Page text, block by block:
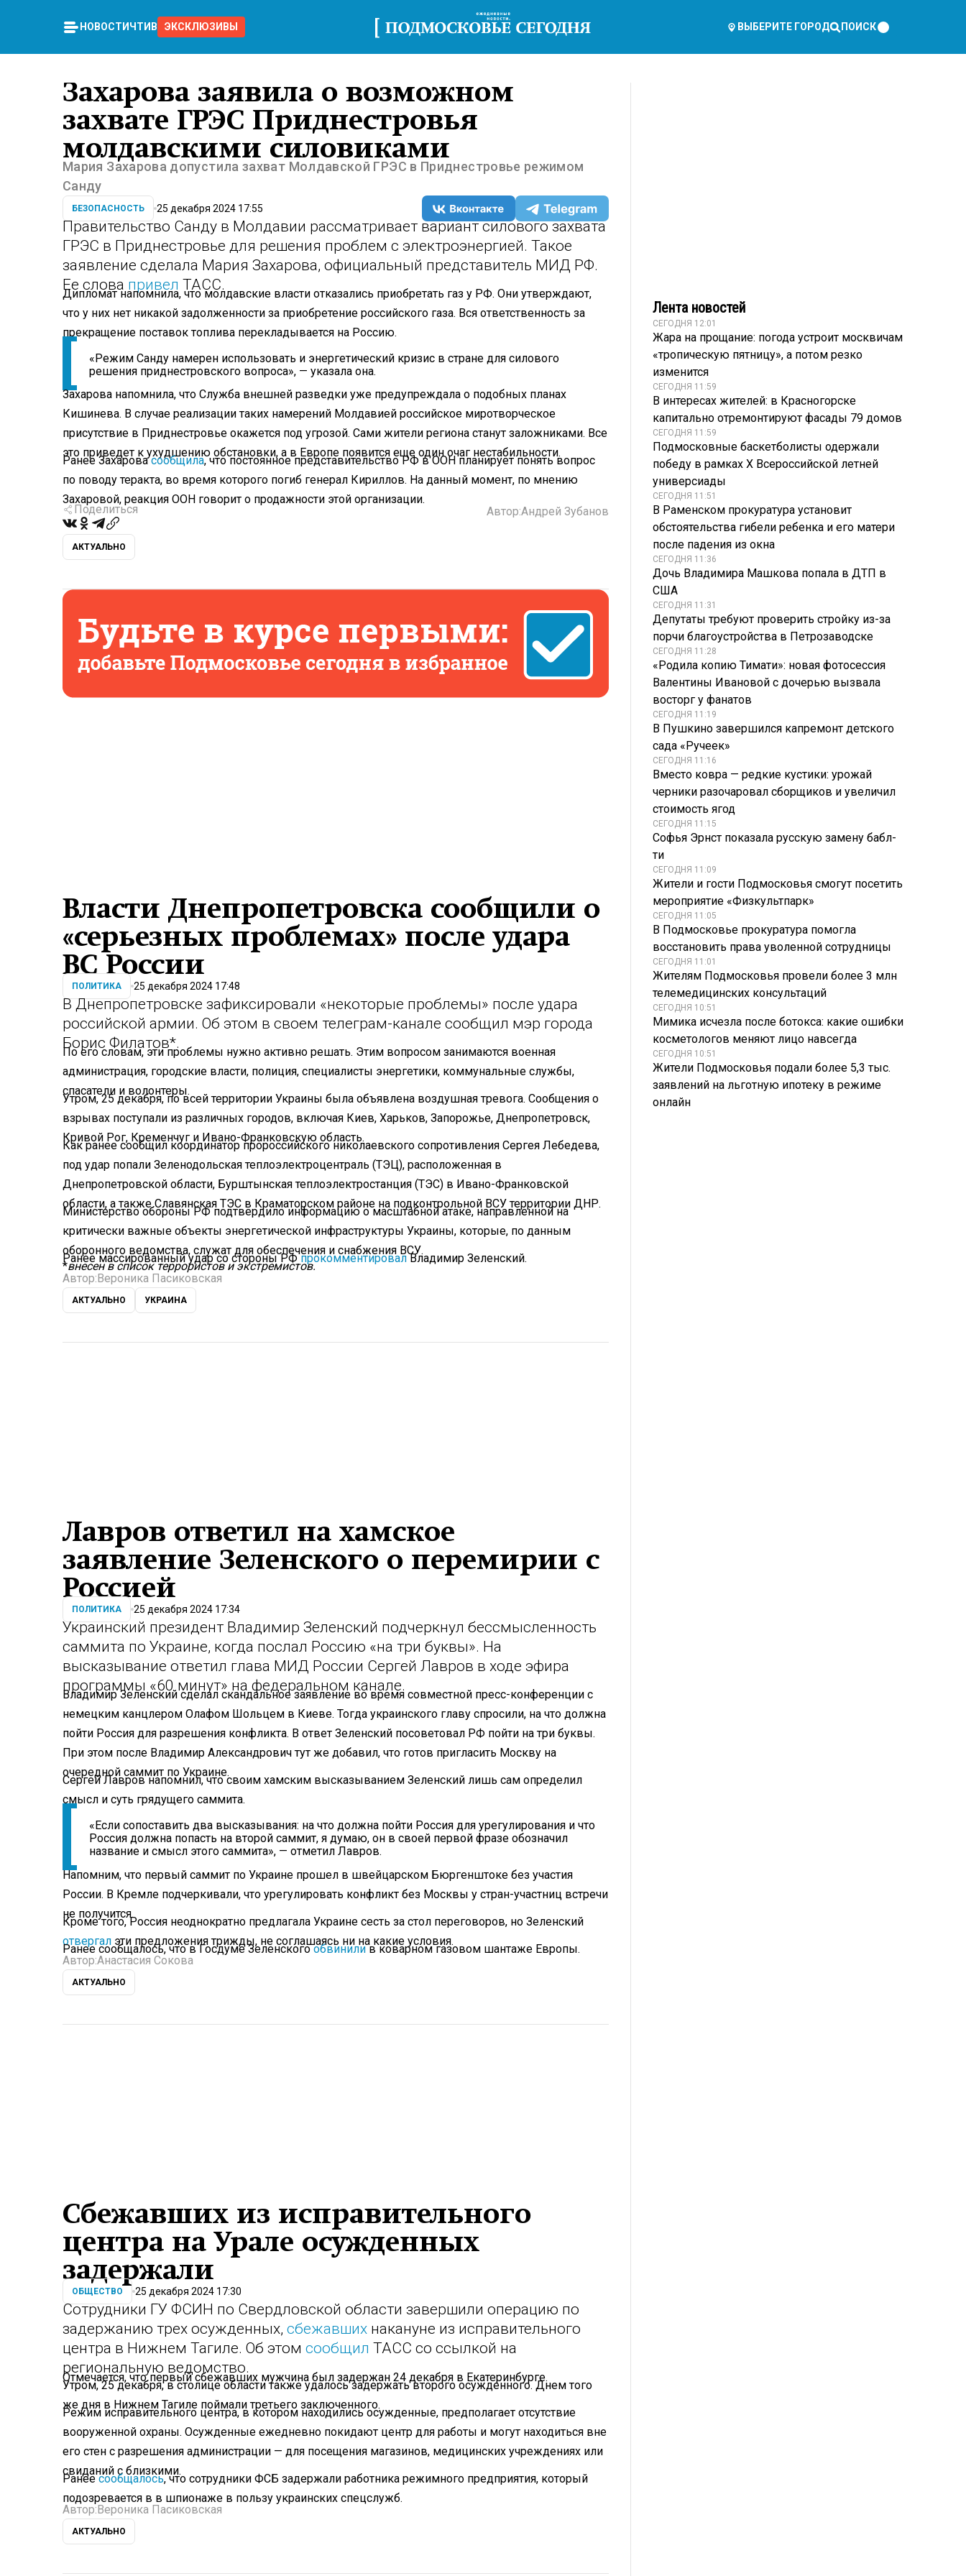
НОВОСТИ ЧТИВО ЭКСКЛЮЗИВЫ ВЫБЕРИТЕ ГОРОД ПОИСК
Захарова заявила о возможном
захвате ГРЭС Приднестровья
молдавскими силовиками
Мария Захарова допустила захват Молдавской ГРЭС в Приднестровье режимом
Санду
БЕЗОПАСНОСТЬ 25 декабря 2024 17:55
Правительство Санду в Молдавии рассматривает вариант силового захвата
ГРЭС в Приднестровье для решения проблем с электроэнергией. Такое
заявление сделала Мария Захарова, официальный представитель МИД РФ.
Ее слова привел ТАСС.
Дипломат напомнила, что молдавские власти отказались приобретать газ у РФ. Они утверждают,
что у них нет никакой задолженности за приобретение российского газа. Вся ответственность за
прекращение поставок топлива перекладывается на Россию.
«Режим Санду намерен использовать и энергетический кризис в стране для силового
решения приднестровского вопроса», — указала она.
Захарова напомнила, что Служба внешней разведки уже предупреждала о подобных планах
Кишинева. В случае реализации таких намерений Молдавией российское миротворческое
присутствие в Приднестровье окажется под угрозой. Сами жители региона станут заложниками. Все
это приведет к ухудшению обстановки, а в Европе появится еще один очаг нестабильности.
Ранее Захаровасообщила, что постоянное представительство РФ в ООН планирует понять вопрос
по поводу теракта, во время которого погиб генерал Кириллов. На данный момент, по мнению
Захаровой, реакция ООН говорит о продажности этой организации.
Поделиться Автор:Андрей Зубанов
АКТУАЛЬНО
Власти Днепропетровска сообщили о
«серьезных проблемах» после удара
ВС России
ПОЛИТИКА 25 декабря 2024 17:48
В Днепропетровске зафиксировали «некоторые проблемы» после удара
российской армии. Об этом в своем телеграм-канале сообщил мэр города
Борис Филатов*.
По его словам, эти проблемы нужно активно решать. Этим вопросом занимаются военная
администрация, городские власти, полиция, специалисты энергетики, коммунальные службы,
спасатели и волонтеры.
Утром, 25 декабря, по всей территории Украины была объявлена воздушная тревога. Сообщения о
взрывах поступали из различных городов, включая Киев, Харьков, Запорожье, Днепропетровск,
Кривой Рог, Кременчуг и Ивано-Франковскую область.
Как ранее сообщил координатор пророссийского николаевского сопротивления Сергея Лебедева,
под удар попали Зеленодольская теплоэлектроцентраль (ТЭЦ), расположенная в
Днепропетровской области, Бурштынская теплоэлектростанция (ТЭС) в Ивано-Франковской
области, а также Славянская ТЭС в Краматорском районе на подконтрольной ВСУ территории ДНР.
Министерство обороны РФ подтвердило информацию о масштабной атаке, направленной на
критически важные объекты энергетической инфраструктуры Украины, которые, по данным
оборонного ведомства, служат для обеспечения и снабжения ВСУ.
Ранее массированный удар со стороны РФпрокомментировалВладимир Зеленский.
*внесен в список террористов и экстремистов.
Автор: Вероника Пасиковская
АКТУАЛЬНО УКРАИНА
Лавров ответил на хамское
заявление Зеленского о перемирии с
Россией
ПОЛИТИКА 25 декабря 2024 17:34
Украинский президент Владимир Зеленский подчеркнул бессмысленность
саммита по Украине, когда послал Россию «на три буквы». На
высказывание ответил глава МИД России Сергей Лавров в ходе эфира
программы «60 минут» на федеральном канале.
Владимир Зеленский сделал скандальное заявление во время совместной пресс-конференции с
немецким канцлером Олафом Шольцем в Киеве. Тогда украинского главу спросили, на что должна
пойти Россия для разрешения конфликта. В ответ Зеленский посоветовал РФ пойти на три буквы.
При этом после Владимир Александрович тут же добавил, что готов пригласить Москву на
очередной саммит по Украине.
Сергей Лавров напомнил, что своим хамским высказыванием Зеленский лишь сам определил
смысл и суть грядущего саммита.
«Если сопоставить два высказывания: на что должна пойти Россия для урегулирования и что
Россия должна попасть на второй саммит, я думаю, он в своей первой фразе обозначил
название и смысл этого саммита», — отметил Лавров.
Напомним, что первый саммит по Украине прошел в швейцарском Бюргенштоке без участия
России. В Кремле подчеркивали, что урегулировать конфликт без Москвы у стран-участниц встречи
не получится.
Кроме того, Россия неоднократно предлагала Украине сесть за стол переговоров, но Зеленский
отвергал эти предложения трижды, не соглашаясь ни на какие условия.
Ранее сообщалось, что в Госдуме Зеленскогообвинилив коварном газовом шантаже Европы.
Автор:Анастасия Сокова
АКТУАЛЬНО
Сбежавших из исправительного
центра на Урале осужденных
задержали
ОБЩЕСТВО 25 декабря 2024 17:30
Сотрудники ГУ ФСИН по Свердловской области завершили операцию по
задержанию трех осужденных, сбежавших накануне из исправительного
центра в Нижнем Тагиле. Об этом сообщил ТАСС со ссылкой на
региональную ведомство.
Отмечается, что первый сбежавших мужчина был задержан 24 декабря в Екатеринбурге.
Утром, 25 декабря, в столице области также удалось задержать второго осужденного. Днем того
же дня в Нижнем Тагиле поймали третьего заключенного.
Режим исправительного центра, в котором находились осужденные, предполагает отсутствие
вооруженной охраны. Осужденные ежедневно покидают центр для работы и могут находиться вне
его стен с разрешения администрации — для посещения магазинов, медицинских учреждениях или
свиданий с близкими.
Ранеесообщалось, что сотрудники ФСБ задержали работника режимного предприятия, который
подозревается в в шпионаже в пользу украинских спецслужб.
Автор: Вероника Пасиковская
АКТУАЛЬНО
Лента новостей
СЕГОДНЯ 12:01
Жара на прощание: погода устроит москвичам
«тропическую пятницу», а потом резко
изменится
СЕГОДНЯ 11:59
В интересах жителей: в Красногорске
капитально отремонтируют фасады 79 домов
СЕГОДНЯ 11:59
Подмосковные баскетболисты одержали
победу в рамках X Всероссийской летней
универсиады
СЕГОДНЯ 11:51
В Раменском прокуратура установит
обстоятельства гибели ребенка и его матери
после падения из окна
СЕГОДНЯ 11:36
Дочь Владимира Машкова попала в ДТП в
США
СЕГОДНЯ 11:31
Депутаты требуют проверить стройку из-за
порчи благоустройства в Петрозаводске
СЕГОДНЯ 11:28
«Родила копию Тимати»: новая фотосессия
Валентины Ивановой с дочерью вызвала
восторг у фанатов
СЕГОДНЯ 11:19
В Пушкино завершился капремонт детского
сада «Ручеек»
СЕГОДНЯ 11:16
Вместо ковра — редкие кустики: урожай
черники разочаровал сборщиков и увеличил
стоимость ягод
СЕГОДНЯ 11:15
Софья Эрнст показала русскую замену бабл-
ти
СЕГОДНЯ 11:09
Жители и гости Подмосковья смогут посетить
мероприятие «Физкультпарк»
СЕГОДНЯ 11:05
В Подмосковье прокуратура помогла
восстановить права уволенной сотрудницы
СЕГОДНЯ 11:01
Жителям Подмосковья провели более 3 млн
телемедицинских консультаций
СЕГОДНЯ 10:51
Мимика исчезла после ботокса: какие ошибки
косметологов меняют лицо навсегда
СЕГОДНЯ 10:51
Жители Подмосковья подали более 5,3 тыс.
заявлений на льготную ипотеку в режиме
онлайн